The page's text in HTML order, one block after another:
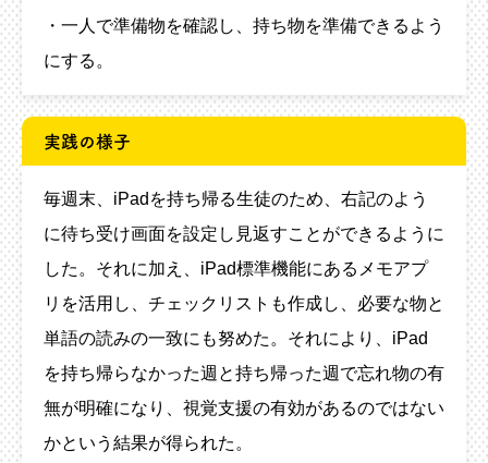
・一人で準備物を確認し、持ち物を準備できるよう
にする。
実践の様子
毎週末、iPadを持ち帰る生徒のため、右記のよう
に待ち受け画面を設定し見返すことができるように
した。それに加え、iPad標準機能にあるメモアプ
リを活用し、チェックリストも作成し、必要な物と
単語の読みの一致にも努めた。それにより、iPad
を持ち帰らなかった週と持ち帰った週で忘れ物の有
無が明確になり、視覚支援の有効があるのではない
かという結果が得られた。